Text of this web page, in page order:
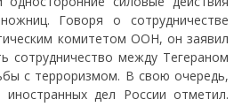
Говоря о сотрудничестве
комитетом ООН, он заявил
сотрудничество между Тегераном
с терроризмом. В свою очередь,
иностранных дел России отметил.